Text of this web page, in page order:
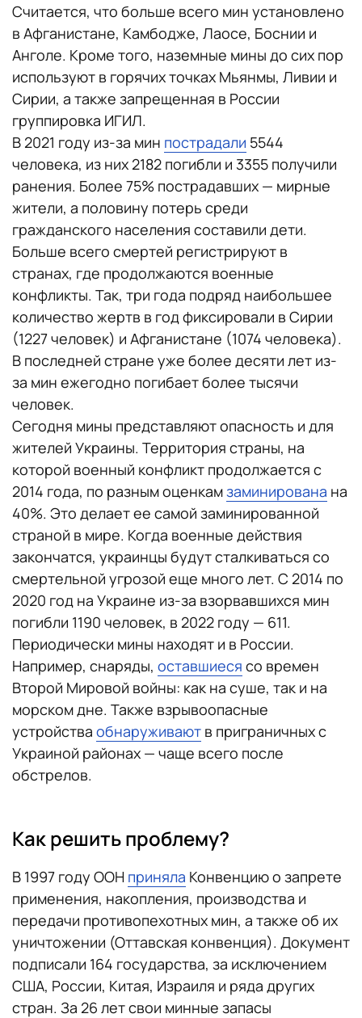
Считается, что больше всего мин установлено
в Афганистане, Камбодже, Лаосе, Боснии и
Анголе. Кроме того, наземные мины до сих пор
используют в горячих точках Мьянмы, Ливии и
Сирии, а также запрещенная в России
группировка ИГИЛ.
В 2021 году из-за мин пострадали 5544
человека, из них 2182 погибли и 3355 получили
ранения. Более 75% пострадавших — мирные
жители, а половину потерь среди
гражданского населения составили дети.
Больше всего смертей регистрируют в
странах, где продолжаются военные
конфликты. Так, три года подряд наибольшее
количество жертв в год фиксировали в Сирии
(1227 человек) и Афганистане (1074 человека).
В последней стране уже более десяти лет из-
за мин ежегодно погибает более тысячи
человек.
Сегодня мины представляют опасность и для
жителей Украины. Территория страны, на
которой военный конфликт продолжается с
2014 года, по разным оценкамзаминирована на
40%. Это делает ее самой заминированной
страной в мире. Когда военные действия
закончатся, украинцы будут сталкиваться со
смертельной угрозой еще много лет. С 2014 по
2020 год на Украине из-за взорвавшихся мин
погибли 1190 человек, в 2022 году — 611.
Периодически мины находят и в России.
Например, снаряды, оставшиеся со времен
Второй Мировой войны: как на суше, так и на
морском дне. Также взрывоопасные
устройства обнаруживают в приграничных с
Украиной районах — чаще всего после
обстрелов.
Как решить проблему?
В 1997 году ООН приняла Конвенцию о запрете
применения, накопления, производства и
передачи противопехотных мин, а также об их
уничтожении (Оттавская конвенция). Документ
подписали 164 государства, за исключением
США, России, Китая, Израиля и ряда других
стран. За 26 лет свои минные запасы